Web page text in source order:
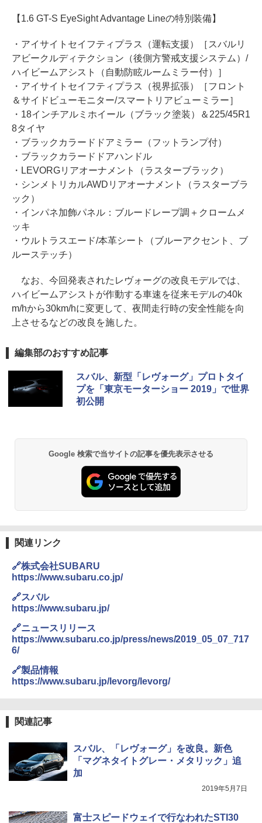
【1.6 GT-S EyeSight Advantage Lineの特別装備】
・アイサイトセイフティプラス（運転支援）［スバルリ
アビークルディテクション（後側方警戒支援システム）/
ハイビームアシスト（自動防眩ルームミラー付）］
・アイサイトセイフティプラス（視界拡張）［フロント
＆サイドビューモニター/スマートリアビューミラー］
・18インチアルミホイール（ブラック塗装）＆225/45R1
8タイヤ
・ブラックカラードドアミラー（フットランプ付）
・ブラックカラードドアハンドル
・LEVORGリアオーナメント（ラスターブラック）
・シンメトリカルAWDリアオーナメント（ラスターブラ
ック）
・インパネ加飾パネル：ブルードレープ調＋クロームメ
ッキ
・ウルトラスエード/本革シート（ブルーアクセント、ブ
ルーステッチ）
なお、今回発表されたレヴォーグの改良モデルでは、
ハイビームアシストが作動する車速を従来モデルの40k
m/hから30km/hに変更して、夜間走行時の安全性能を向
上させるなどの改良を施した。
編集部のおすすめ記事
スバル、新型「レヴォーグ」プロトタイ
プを「東京モーターショー 2019」で世界
初公開
Google 検索で当サイトの記事を優先表示させる
関連リンク
🔗株式会社SUBARU
https://www.subaru.co.jp/
🔗スバル
https://www.subaru.jp/
🔗ニュースリリース
https://www.subaru.co.jp/press/news/2019_05_07_717
6/
🔗製品情報
https://www.subaru.jp/levorg/levorg/
関連記事
スバル、「レヴォーグ」を改良。新色
「マグネタイトグレー・メタリック」追
加
2019年5月7日
富士スピードウェイで行なわれたSTI30